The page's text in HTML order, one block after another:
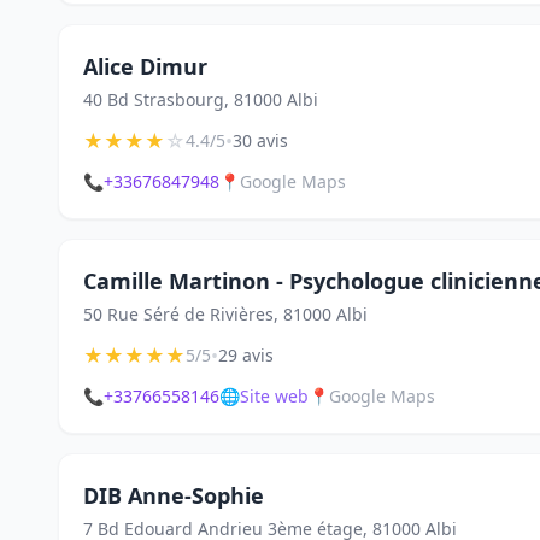
Alice Dimur
40 Bd Strasbourg, 81000 Albi
★★★★☆4.4/5•30 avis
📞+33676847948 📍 Google Maps
Camille Martinon - Psychologue
50 Rue Séré de Rivières, 81000 Albi
★★★★★5/5•29 avis
📞+33766558146🌐Site web 📍 Google Maps
DIB Anne-Sophie
7 Bd Edouard Andrieu 3ème étage, 81000 Albi